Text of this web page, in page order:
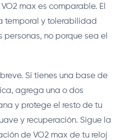
max es comparable. El
temporal y tolerabilidad
no porque sea el
Si tienes una base de
agrega una o dos
y protege el resto de tu
y recuperación. Sigue la
de VO2 max de tu reloj